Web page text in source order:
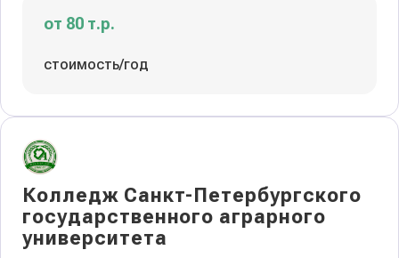
от 80 т.р.
стоимость/год
Колледж Санкт-Петербургского
государственного аграрного
университета